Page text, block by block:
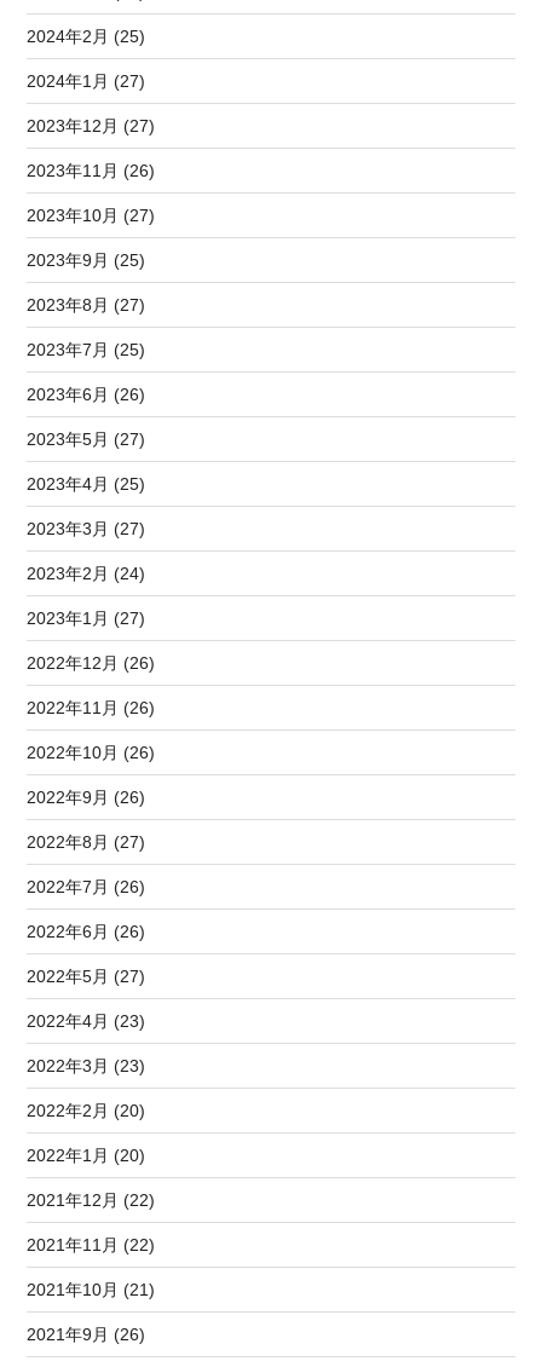
2024年2月 (25)
2024年1月 (27)
2023年12月 (27)
2023年11月 (26)
2023年10月 (27)
2023年9月 (25)
2023年8月 (27)
2023年7月 (25)
2023年6月 (26)
2023年5月 (27)
2023年4月 (25)
2023年3月 (27)
2023年2月 (24)
2023年1月 (27)
2022年12月 (26)
2022年11月 (26)
2022年10月 (26)
2022年9月 (26)
2022年8月 (27)
2022年7月 (26)
2022年6月 (26)
2022年5月 (27)
2022年4月 (23)
2022年3月 (23)
2022年2月 (20)
2022年1月 (20)
2021年12月 (22)
2021年11月 (22)
2021年10月 (21)
2021年9月 (26)